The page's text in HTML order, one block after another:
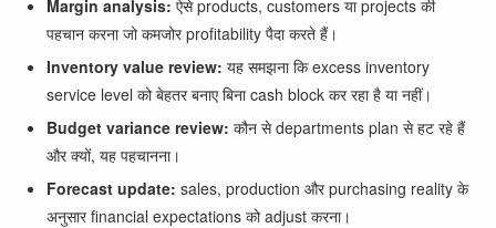
Margin analysis: ऐसे products, customers या projects की
पहचान करना जो कमजोर profitability पैदा करते हैं।
Inventory value review: यह समझना कि excess inventory
service level को बेहतर बनाए बिना cash block कर रहा है या नहीं।
Budget variance review: कौन से departments plan से हट रहे हैं
और क्यों, यह पहचानना।
Forecast update: sales, production और purchasing reality के
अनुसार financial expectations को adjust करना।